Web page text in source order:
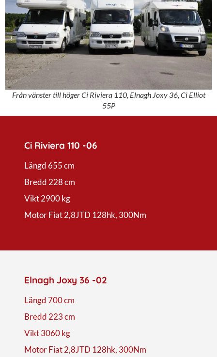
Från vänster till höger Ci Riviera 110, Elnagh Joxy 36, Ci Elliot
55P
Ci Riviera 110 -06
Längd 655 cm
Bredd 228 cm
Vikt 2900 kg
Motor Fiat 2,8JTD 128hk, 300Nm
Elnagh Joxy 36 -02
Längd 700 cm
Bredd 223 cm
Vikt 3060 kg
Motor Fiat 2,8JTD 128hk, 300Nm